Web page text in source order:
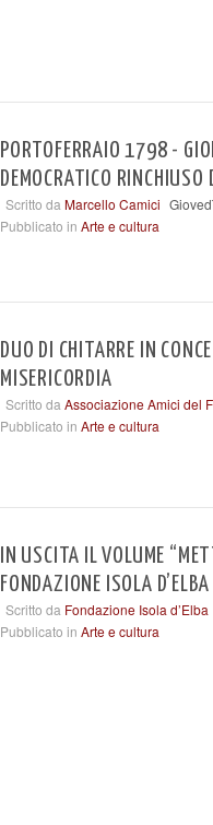
PORTOFERRAIO 1798 -
DEMOCRATICO RINCHIUSO
Scritto da Marcello Camici
Pubblicato in Arte e cultura
DUO DI CHITARRE IN
MISERICORDIA
Scritto da Associazione Amici del
Pubblicato in Arte e cultura
IN USCITA IL VOLUME
FONDAZIONE ISOLA D’ELBA
Scritto da Fondazione Isola d’Elba
Pubblicato in Arte e cultura